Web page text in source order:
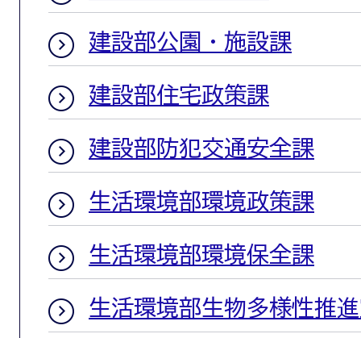
建設部公園・施設課
建設部住宅政策課
建設部防犯交通安全課
生活環境部環境政策課
生活環境部環境保全課
生活環境部生物多様性推